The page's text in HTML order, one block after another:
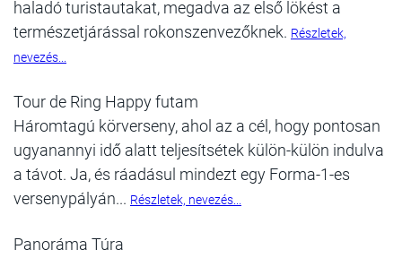
haladó turistautakat, megadva az első lökést a
természetjárással rokonszenvezőknek. Részletek,
nevezés...
Tour de Ring Happy futam
Háromtagú körverseny, ahol az a cél, hogy pontosan
ugyanannyi idő alatt teljesítsétek külön-külön indulva
a távot. Ja, és ráadásul mindezt egy Forma-1-es
versenypályán... Részletek, nevezés...
Panoráma Túra